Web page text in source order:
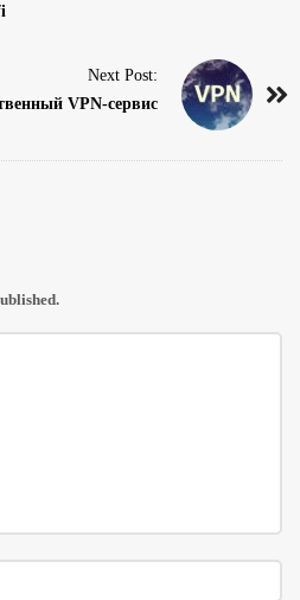
Next Post:
VPN-сервис